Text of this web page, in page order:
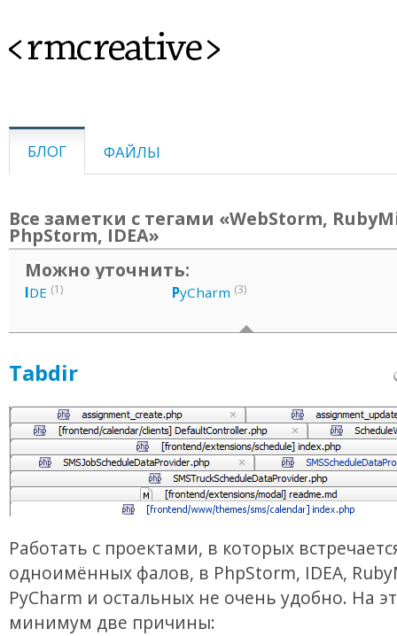
<rmcreative>
БЛОГ ФАЙЛЫ
Все заметки с тегами «WebStorm,
PhpStorm, IDEA»
Можно уточнить:
IDE (1) PyCharm (3)
Tabdir
Работать с проектами, в которых
одноимённых фалов, в PhpStorm, IDEA,
PyCharm и остальных не очень удобно. На
минимум две причины: